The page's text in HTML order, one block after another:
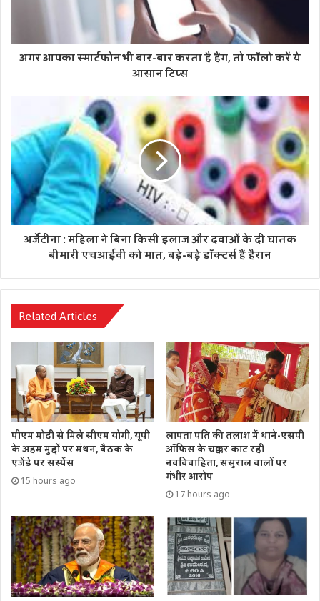
uttarpradesh
अगर आपका स्मार्टफोन भी बार-बार करता है हैंग, तो फॉलो करें ये
आसान टिप्स
अर्जेंटीना : महिला ने बिना किसी इलाज और दवाओं के दी घातक
बीमारी एचआईवी को मात, बड़े-बड़े डॉक्टर्स हैं हैरान
Related Articles
पीएम मोदी से मिले सीएम योगी, यूपी
के अहम मुद्दों पर मंथन, बैठक के
एजेंडे पर सस्पेंस
15 hours ago
लापता पति की तलाश में थाने-एसपी
ऑफिस के चक्कर काट रही
नवविवाहिता, ससुराल वालों पर
गंभीर आरोप
17 hours ago